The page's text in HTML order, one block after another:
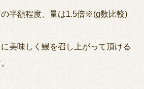
半額程度、量は1.5倍※(g数比較)
美味しく鰻を召し上がって頂ける